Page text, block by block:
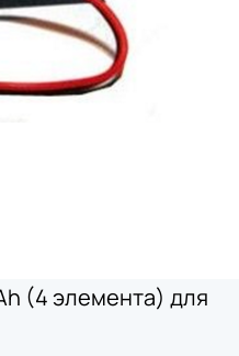
(4 элемента) для